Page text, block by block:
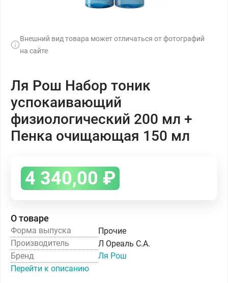
Внешний вид товара может отличаться от фотографий
на сайте
Ля Рош Набор тоник
успокаивающий
физиологический 200 мл +
Пенка очищающая 150 мл
4 340,00 ₽
О товаре
Форма выпуска
Прочие
Производитель
Л Ореаль С.А.
Бренд
Ля Рош
Перейти к описанию